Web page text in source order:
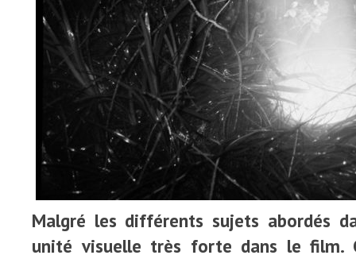
Malgré les différents sujets abordés
unité visuelle très forte dans le film.